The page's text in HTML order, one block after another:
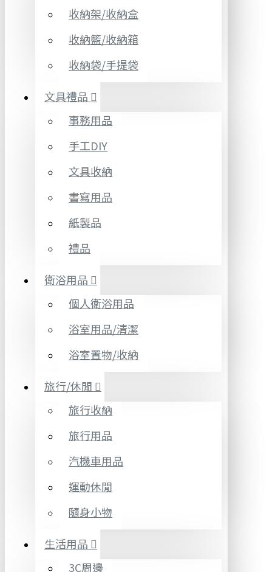
收納架/收納盒
收納籃/收納箱
收納袋/手提袋
文具禮品
事務用品
手工DIY
文具收納
書寫用品
紙製品
禮品
衛浴用品
個人衛浴用品
浴室用品/清潔
浴室置物/收納
旅行/休閒
旅行收納
旅行用品
汽機車用品
運動休閒
隨身小物
生活用品
3C周邊